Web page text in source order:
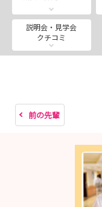
内定
採用試験結果にて
三重県厚生農業業
☎059-229-9203
✉hnb_kango＠
説明会・見学会
クチコミ
前の先輩